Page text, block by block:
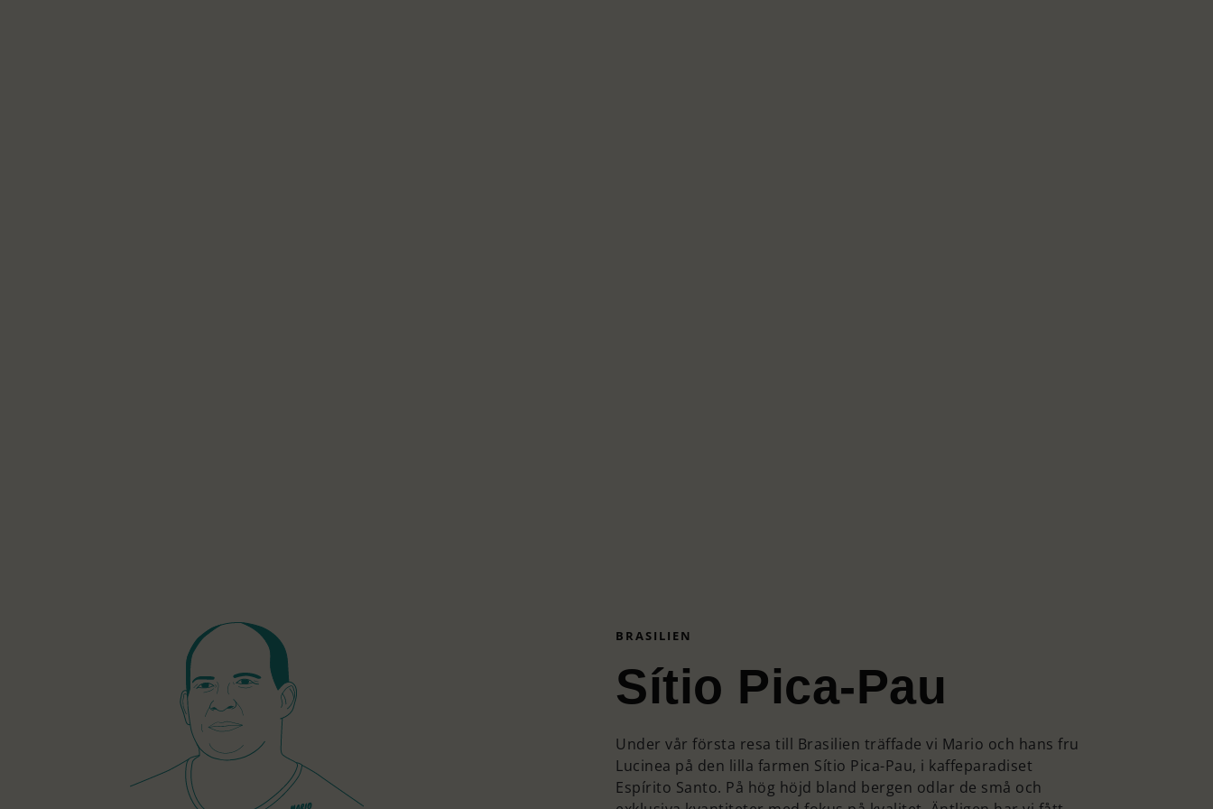
BRASILIEN
Sítio Pica-Pau
Under vår första resa till Brasilien träffade vi Mario och hans fru
Lucinea på den lilla farmen Sítio Pica-Pau, i kaffeparadiset
Espírito Santo. På hög höjd bland bergen odlar de små och